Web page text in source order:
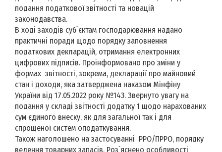
подання податкової звітності та новацій
законодавства.
В ході заходів суб`єктам господарювання надано
практичні поради щодо порядку заповнення
податкових декларацій, отримання електронних
цифрових підписів. Проінформовано про зміни у
формах звітності, зокрема, декларації про майновий
стан і доходи, яка затверджена наказом Мінфіну
України від 17.05.2022 року №143. Звернуто увагу на
подання у складі звітності додатку 1 щодо нарахованих
сум єдиного внеску, як для загальної так і для
спрощеної систем оподаткування.
Також наголошено на застосуванні РРО/ПРРО, порядку
ведення товарних запасів. Роз`яснено особливості